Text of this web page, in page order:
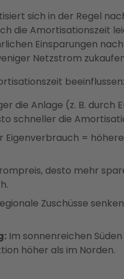
sich in der Regel
die Amortisationszeit
Einsparungen
Netzstrom
beeinflussen:
die Anlage (z. B. durch
schneller die
Eigenverbrauch = höhere
desto mehr
Zuschüsse
Im sonnenreichen Süden
höher als im Norden.